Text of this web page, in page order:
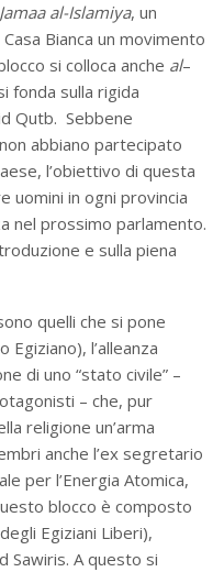
al-Islamiya, un
Bianca un movimento
si colloca anche al–
fonda sulla rigida
Qutb. Sebbene
abbiano partecipato
l’obiettivo di questa
uomini in ogni provincia
nel prossimo parlamento.
e sulla piena
quelli che si pone
Egiziano), l’alleanza
di uno “stato civile” –
– che, pur
religione un’arma
anche l’ex segretario
per l’Energia Atomica,
blocco è composto
Egiziani Liberi),
Sawiris. A questo si